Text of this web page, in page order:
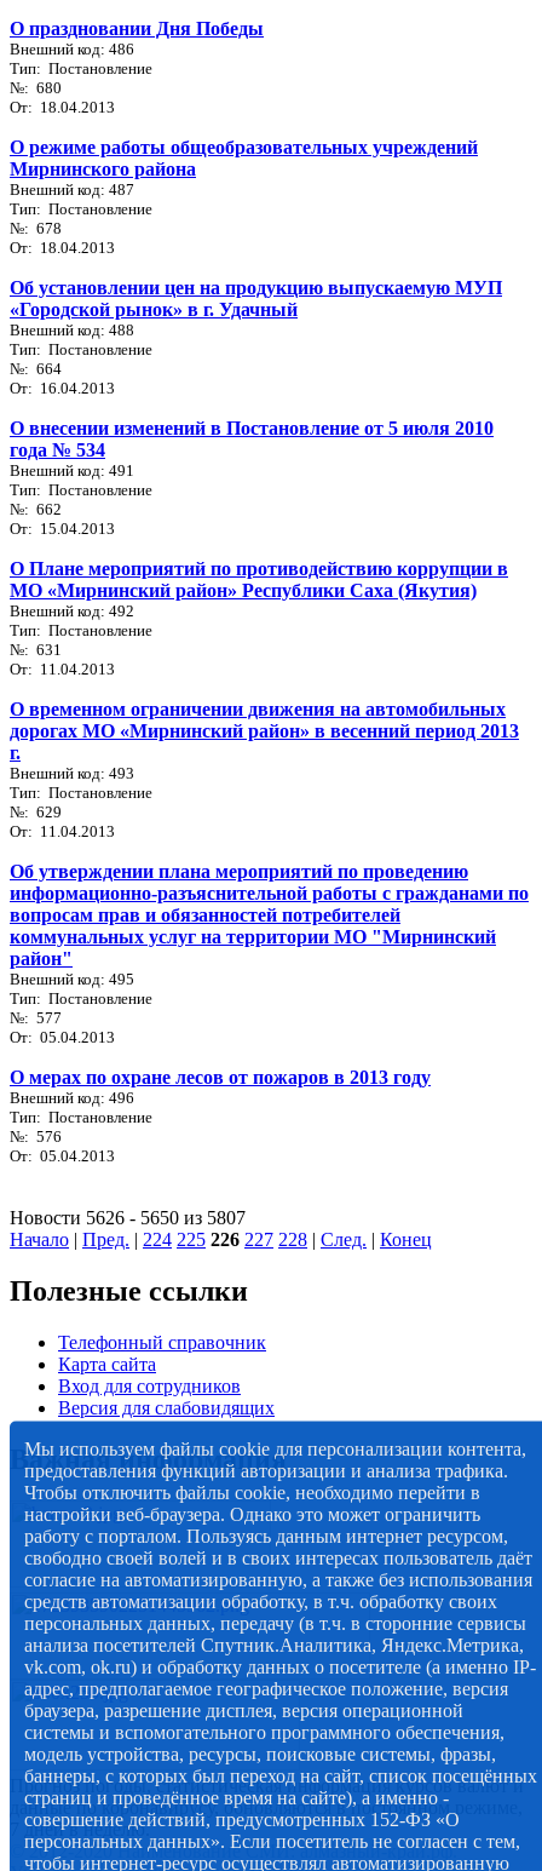
О праздновании Дня Победы
Внешний код: 486
Тип: Постановление
№: 680
От: 18.04.2013
О режиме работы общеобразовательных учреждений
Мирнинского района
Внешний код: 487
Тип: Постановление
№: 678
От: 18.04.2013
Об установлении цен на продукцию выпускаемую МУП
«Городской рынок» в г. Удачный
Внешний код: 488
Тип: Постановление
№: 664
От: 16.04.2013
О внесении изменений в Постановление от 5 июля 2010
года № 534
Внешний код: 491
Тип: Постановление
№: 662
От: 15.04.2013
О Плане мероприятий по противодействию коррупции в
МО «Мирнинский район» Республики Саха (Якутия)
Внешний код: 492
Тип: Постановление
№: 631
От: 11.04.2013
О временном ограничении движения на автомобильных
дорогах МО «Мирнинский район» в весенний период 2013
г.
Внешний код: 493
Тип: Постановление
№: 629
От: 11.04.2013
Об утверждении плана мероприятий по проведению
информационно-разъяснительной работы с гражданами по
вопросам прав и обязанностей потребителей
коммунальных услуг на территории МО "Мирнинский
район"
Внешний код: 495
Тип: Постановление
№: 577
От: 05.04.2013
О мерах по охране лесов от пожаров в 2013 году
Внешний код: 496
Тип: Постановление
№: 576
От: 05.04.2013
Новости 5626 - 5650 из 5807
Начало | Пред. | 224 225 226 227 228 | След. | Конец
Полезные ссылки
Телефонный справочник
Карта сайта
Вход для сотрудников
Версия для слабовидящих
Важная информация
Прогноз погоды, статистическая информация курсов валют и
данные по коронавирусу, обновляются в постоянном режиме,
7 дней в неделю.
© 2012-2020 Наименование СМИ: алмазный-край.рф.
Мы используем файлы cookie для персонализации контента,
предоставления функций авторизации и анализа трафика.
Чтобы отключить файлы cookie, необходимо перейти в
настройки веб-браузера. Однако это может ограничить
работу с порталом. Пользуясь данным интернет ресурсом,
свободно своей волей и в своих интересах пользователь даёт
согласие на автоматизированную, а также без использования
средств автоматизации обработку, в т.ч. обработку своих
персональных данных, передачу (в т.ч. в сторонние сервисы
анализа посетителей Спутник.Аналитика, Яндекс.Метрика,
vk.com, ok.ru) и обработку данных о посетителе (а именно IP-
адрес, предполагаемое географическое положение, версия
браузера, разрешение дисплея, версия операционной
системы и вспомогательного программного обеспечения,
модель устройства, ресурсы, поисковые системы, фразы,
баннеры, с которых был переход на сайт, список посещённых
страниц и проведённое время на сайте), а именно -
совершение действий, предусмотренных 152-ФЗ «О
персональных данных». Если посетитель не согласен с тем,
чтобы интернет-ресурс осуществлял автоматизированную